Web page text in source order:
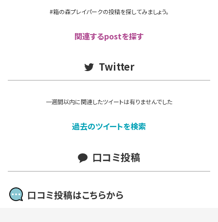
#箱の森プレイパークの投稿を探してみましょう。
関連するpostを探す
Twitter
一週間以内に関連したツイートは有りませんでした
過去のツイートを検索
口コミ投稿
口コミ投稿はこちらから